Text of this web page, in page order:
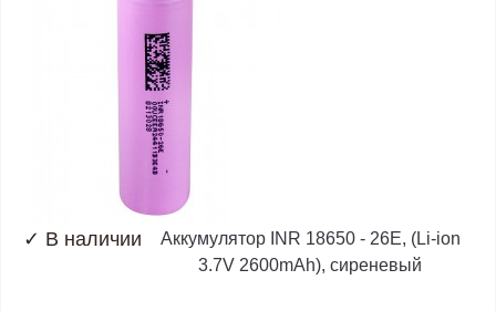
✓ В наличии
Аккумулятор INR 18650 - 26E, (Li-ion
3.7V 2600mAh), сиреневый